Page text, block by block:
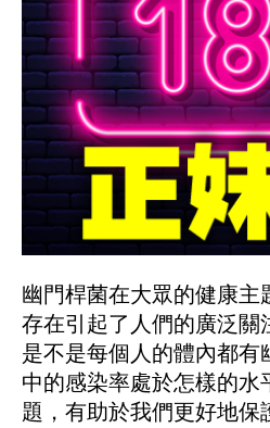
幽門桿菌在大眾的健康主
存在引起了人們的廣泛關
是不是每個人的體內都有
中的感染率處於怎樣的水
題，有助於我們更好地保